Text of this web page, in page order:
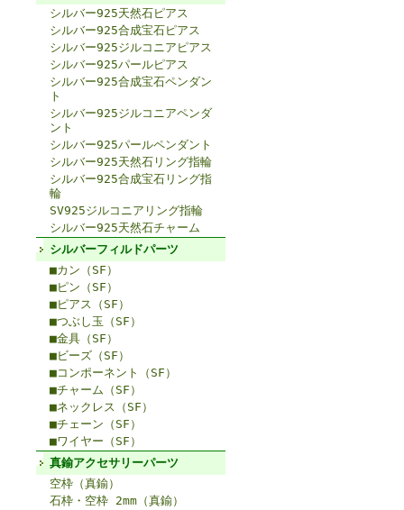
シルバー925天然石ピアス
シルバー925合成宝石ピアス
シルバー925ジルコニアピアス
シルバー925パールピアス
シルバー925合成宝石ペンダン
ト
シルバー925ジルコニアペンダ
ント
シルバー925パールペンダント
シルバー925天然石リング指輪
シルバー925合成宝石リング指
輪
SV925ジルコニアリング指輪
シルバー925天然石チャーム
シルバーフィルドパーツ
■カン（SF）
■ピン（SF）
■ピアス（SF）
■つぶし玉（SF）
■金具（SF）
■ビーズ（SF）
■コンポーネント（SF）
■チャーム（SF）
■ネックレス（SF）
■チェーン（SF）
■ワイヤー（SF）
真鍮アクセサリーパーツ
空枠（真鍮）
石枠・空枠 2mm（真鍮）